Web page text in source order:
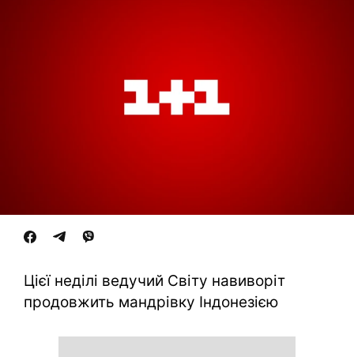
Цієї неділі ведучий Світу навиворіт
продовжить мандрівку Індонезією